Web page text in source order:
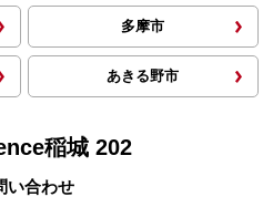
多摩市
あきる野市
稲城 202
い合わせ